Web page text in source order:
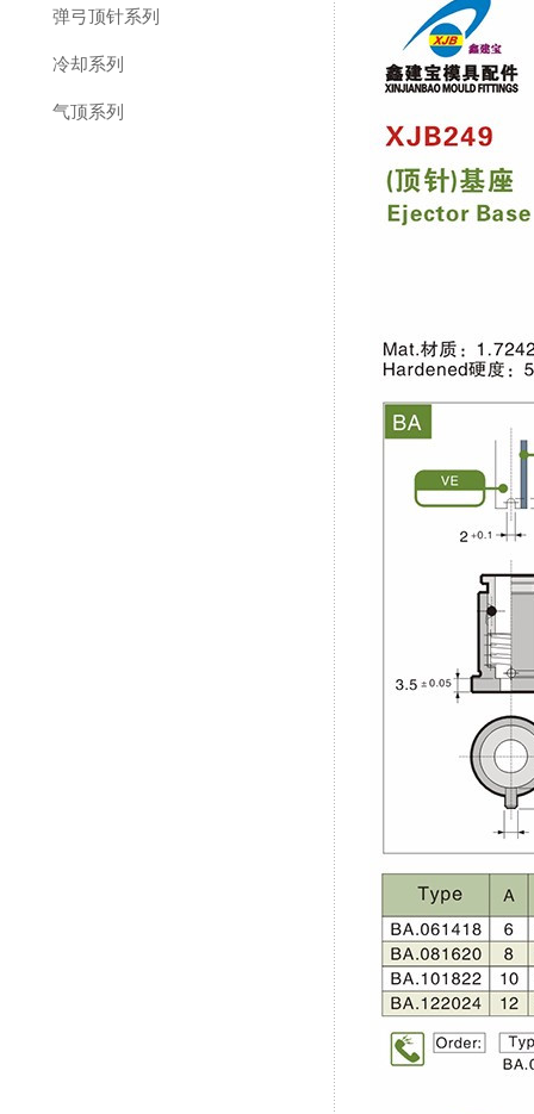
弹弓顶针系列
冷却系列
气顶系列